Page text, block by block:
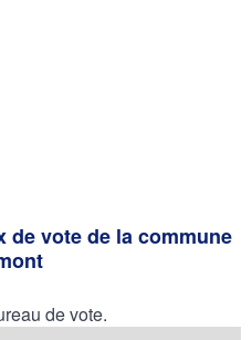
de vote de la commune
de vote.